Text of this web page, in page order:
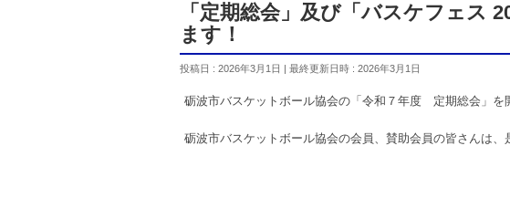
「定期総会」及び「バスケフェス
ます！
投稿日 : 2026年3月1日 最終更新日時 : 2026年3月1日
砺波市バスケットボール協会の「令和７年度 定期総会」を
砺波市バスケットボール協会の会員、賛助会員の皆さんは、